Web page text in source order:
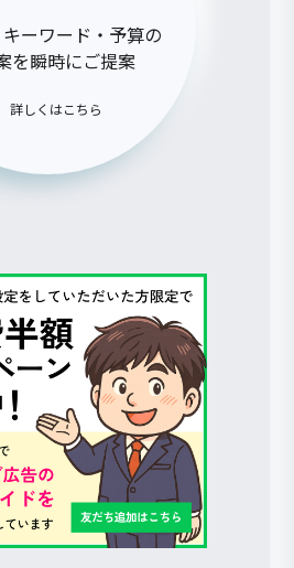
ーワード・予算の
を瞬時にご提案
詳しくはこちら